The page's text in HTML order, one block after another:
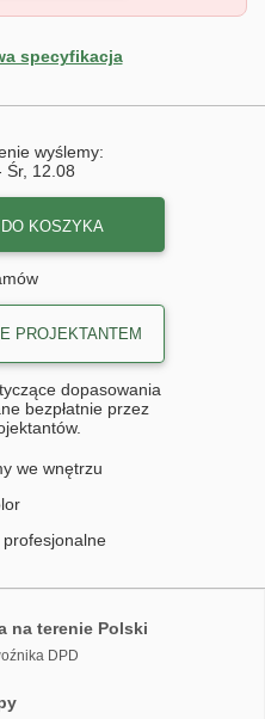
specyfikacja
wyślemy:
Śr, 12.08
KOSZYKA
PROJEKTANTEM
dopasowania
bezpłatnie przez
we wnętrzu
na terenie Polski
DPD